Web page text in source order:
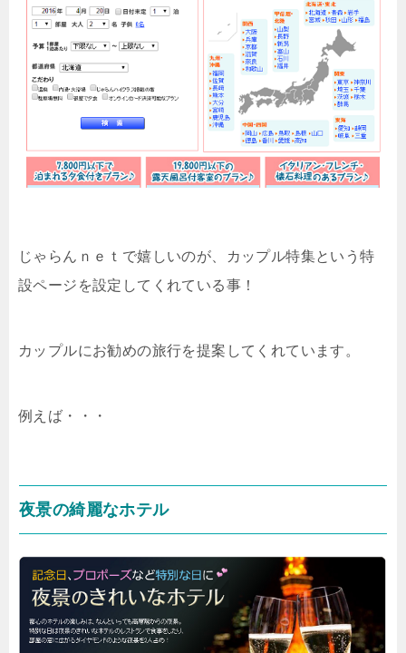
じゃらんｎｅｔで嬉しいのが、カップル特集という特
設ページを設定してくれている事！
カップルにお勧めの旅行を提案してくれています。
例えば・・・
夜景の綺麗なホテル